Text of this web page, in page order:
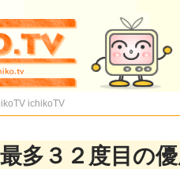
ichikoTV
３２度目の優